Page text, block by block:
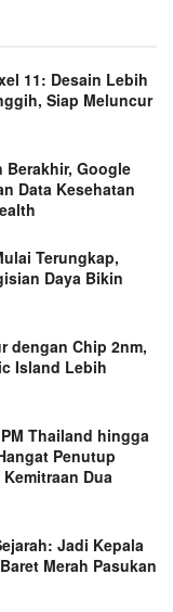
11: Desain Lebih
Siap Meluncur
Berakhir, Google
Data Kesehatan
Terungkap,
Daya Bikin
dengan Chip 2nm,
Island Lebih
Thailand hingga
Penutup
Dua
Jadi Kepala
Merah Pasukan